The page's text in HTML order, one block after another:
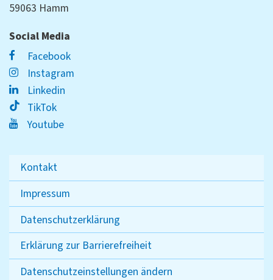
59063 Hamm
Social Media
Facebook
Instagram
Linkedin
TikTok
Youtube
Kontakt
Impressum
Datenschutzerklärung
Erklärung zur Barrierefreiheit
Datenschutzeinstellungen ändern